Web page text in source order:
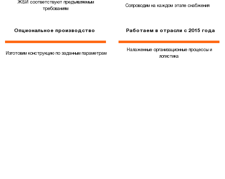
ЖБИ соответствуют предъявляемым
требованиям
Изготовим конструкцию по заданным параметрам
Опциональное производство
Сопроводим на каждом этапе снабжения
Налаженные организационные процессы и
логистика
Работаем в отрасли с 2015 года